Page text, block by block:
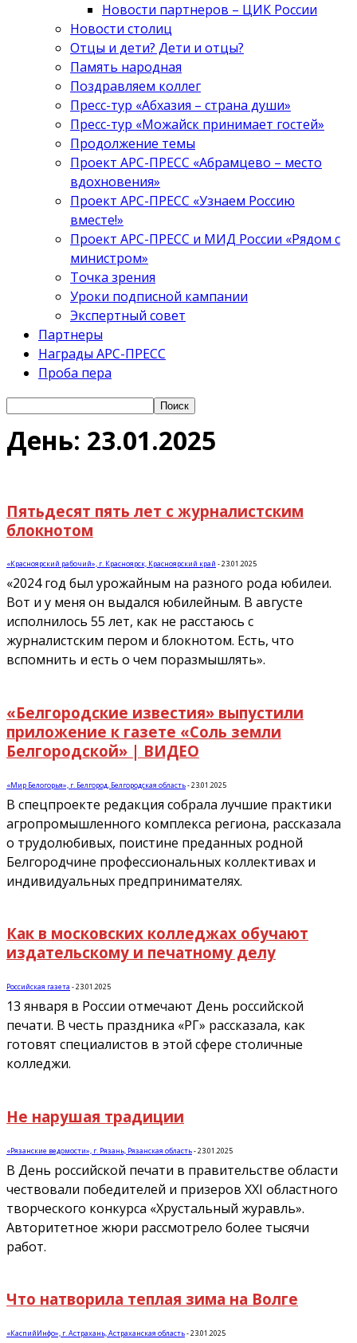
Новости партнеров – ЦИК России
Новости столиц
Отцы и дети? Дети и отцы?
Память народная
Поздравляем коллег
Пресс-тур «Абхазия – страна души»
Пресс-тур «Можайск принимает гостей»
Продолжение темы
Проект АРС-ПРЕСС «Абрамцево – место
вдохновения»
Проект АРС-ПРЕСС «Узнаем Россию
вместе!»
Проект АРС-ПРЕСС и МИД России «Рядом с
министром»
Точка зрения
Уроки подписной кампании
Экспертный совет
Партнеры
Награды АРС-ПРЕСС
Проба пера
День: 23.01.2025
Пятьдесят пять лет с журналистским
блокнотом
«Красноярский рабочий», г. Красноярск, Красноярский край -23.01.2025
«2024 год был урожайным на разного рода юбилеи.
Вот и у меня он выдался юбилейным. В августе
исполнилось 55 лет, как не расстаюсь с
журналистским пером и блокнотом. Есть, что
вспомнить и есть о чем поразмышлять».
«Белгородские известия» выпустили
приложение к газете «Соль земли
Белгородской» | ВИДЕО
«Мир Белогорья», г. Белгород, Белгородская область-23.01.2025
В спецпроекте редакция собрала лучшие практики
агропромышленного комплекса региона, рассказала
о трудолюбивых, поистине преданных родной
Белгородчине профессиональных коллективах и
индивидуальных предпринимателях.
Как в московских колледжах обучают
издательскому и печатному делу
Российская газета -23.01.2025
13 января в России отмечают День российской
печати. В честь праздника «РГ» рассказала, как
готовят специалистов в этой сфере столичные
колледжи.
Не нарушая традиции
«Рязанские ведомости», г. Рязань, Рязанская область-23.01.2025
В День российской печати в правительстве области
чествовали победителей и призеров XXI областного
творческого конкурса «Хрустальный журавль».
Авторитетное жюри рассмотрело более тысячи
работ.
Что натворила теплая зима на Волге
«КаспийИнфо», г. Астрахань, Астраханская область-23.01.2025